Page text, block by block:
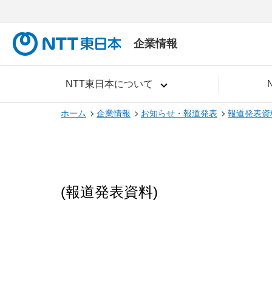
企業情報
NTT東日本について
ホーム 企業情報 お知らせ・報道発表 報道発表資
(報道発表資料)